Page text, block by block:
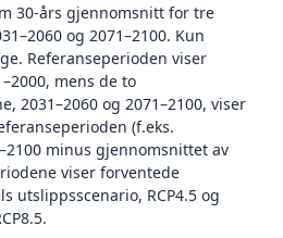
30-års gjennomsnitt for tre
og 2071–2100. Kun
Referanseperioden viser
mens de to
2031–2060 og 2071–2100, viser
(f.eks.
minus gjennomsnittet av
viser forventede
utslippsscenario, RCP4.5 og